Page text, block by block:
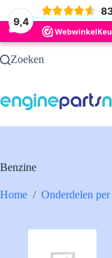
9,4
Ga
naarZoeken
Benzine
Home / Onderdelen